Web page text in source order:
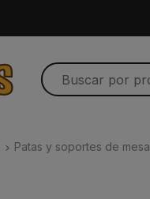
Patas y soportes de mesa